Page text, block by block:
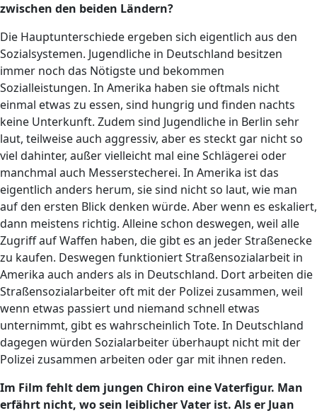
zwischen den beiden Ländern?
Die Hauptunterschiede ergeben sich eigentlich aus den
Sozialsystemen. Jugendliche in Deutschland besitzen
immer noch das Nötigste und bekommen
Sozialleistungen. In Amerika haben sie oftmals nicht
einmal etwas zu essen, sind hungrig und finden nachts
keine Unterkunft. Zudem sind Jugendliche in Berlin sehr
laut, teilweise auch aggressiv, aber es steckt gar nicht so
viel dahinter, außer vielleicht mal eine Schlägerei oder
manchmal auch Messerstecherei. In Amerika ist das
eigentlich anders herum, sie sind nicht so laut, wie man
auf den ersten Blick denken würde. Aber wenn es eskaliert,
dann meistens richtig. Alleine schon deswegen, weil alle
Zugriff auf Waffen haben, die gibt es an jeder Straßenecke
zu kaufen. Deswegen funktioniert Straßensozialarbeit in
Amerika auch anders als in Deutschland. Dort arbeiten die
Straßensozialarbeiter oft mit der Polizei zusammen, weil
wenn etwas passiert und niemand schnell etwas
unternimmt, gibt es wahrscheinlich Tote. In Deutschland
dagegen würden Sozialarbeiter überhaupt nicht mit der
Polizei zusammen arbeiten oder gar mit ihnen reden.
Im Film fehlt dem jungen Chiron eine Vaterfigur. Man
erfährt nicht, wo sein leiblicher Vater ist. Als er Juan